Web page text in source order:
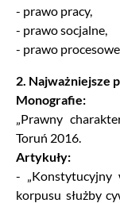
- prawo pracy,
- prawo socjalne,
- prawo
2. Najważniejsze
Monografie:
„Prawny
Toruń 2016.
Artykuły:
- „Konstytucyjny
korpusu służby